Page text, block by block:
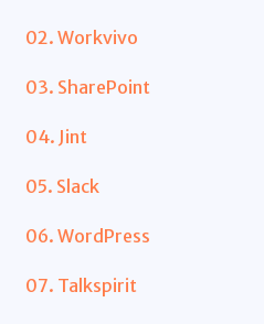
02. Workvivo
03. SharePoint
04. Jint
05. Slack
06. WordPress
07. Talkspirit